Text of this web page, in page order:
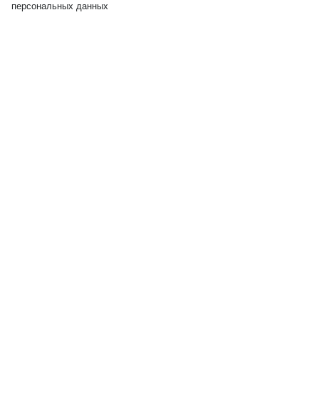
персональных данных